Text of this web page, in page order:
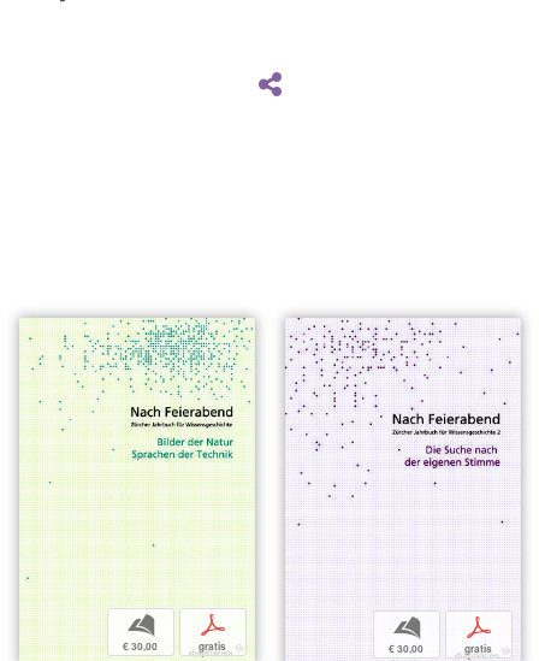
b
€ 30,00
p
gratis
b
€ 30,00
p
gratis